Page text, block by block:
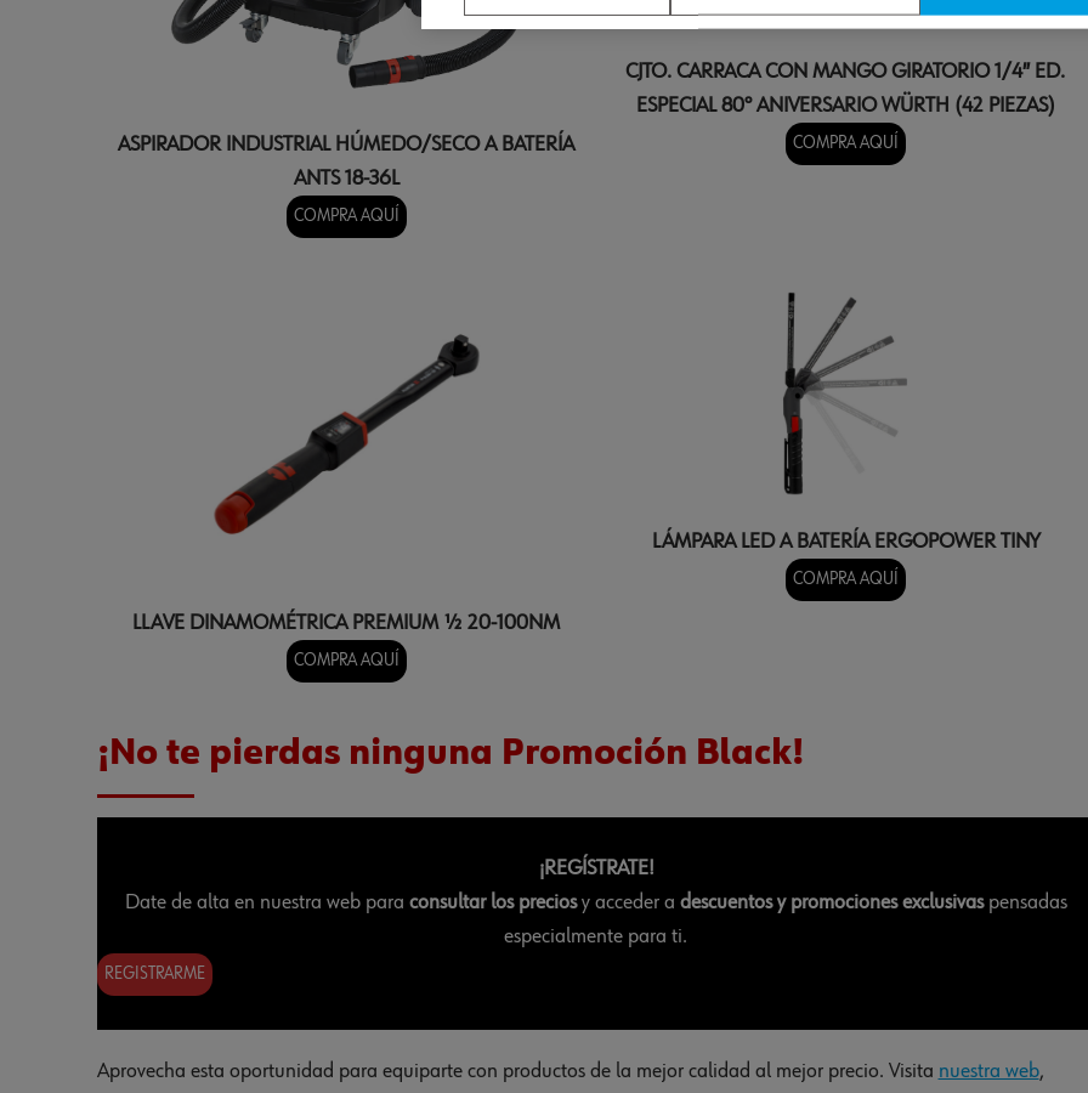
ASPIRADOR INDUSTRIAL HÚMEDO/SECO A BATERÍA
ANTS 18-36L
COMPRA AQUÍ
CJTO. CARRACA CON MANGO GIRATORIO 1/4″ ED.
ESPECIAL 80º ANIVERSARIO WÜRTH (42 PIEZAS)
COMPRA AQUÍ
LLAVE DINAMOMÉTRICA PREMIUM ½ 20-100NM
COMPRA AQUÍ
LÁMPARA LED A BATERÍA ERGOPOWER TINY
COMPRA AQUÍ
¡No te pierdas ninguna Promoción Black!
¡REGÍSTRATE!
Date de alta en nuestra web para consultar los preciosy acceder a descuentos y promociones exclusivaspensadas
especialmente para ti.
REGISTRARME
Aprovecha esta oportunidad para equiparte con productos de la mejor calidad al mejor precio. Visita nuestra web,